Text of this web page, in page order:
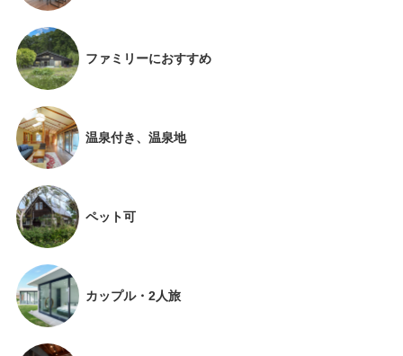
ファミリーにおすすめ
温泉付き、温泉地
ペット可
カップル・2人旅